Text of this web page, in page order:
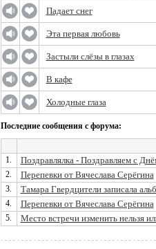
Падает снег
Эта первая любовь
Застыли слёзы в глазах
В кафе
Холодные глаза
Последние сообщения с форума:
1. Поздравлялка - Поздравляем с
2. Перепевки от Вячеслава Серёгина
3. Тамара Гвердцители записала
4. Перепевки от Вячеслава Серёгина
5. Место встречи изменить нельзя